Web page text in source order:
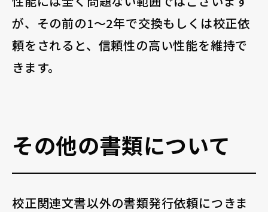
が、その前の1～2年で交換もしくは校正依
頼をされると、信頼性の高い性能を維持で
きます。
その他の書類について
校正関連文書以外の書類発行依頼につきま